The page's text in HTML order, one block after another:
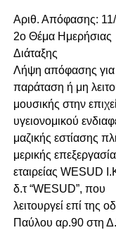
Αριθ. Απόφασης:
2ο Θέμα Ημερήσιας
Διάταξης
Λήψη απόφασης για
παράταση ή μη
μουσικής στην
υγειονομικού
μαζικής εστίασης
μερικής
εταιρείας WESUD
δ.τ “WESUD”, που
λειτουργεί επί της
Παύλου αρ.90 στη